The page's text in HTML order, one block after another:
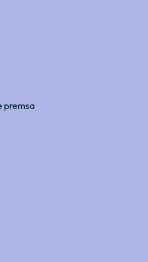
premsa